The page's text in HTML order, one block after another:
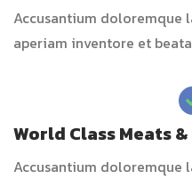
Accusantium doloremque
aperiam inventore et
World Class Meats &
Accusantium doloremque